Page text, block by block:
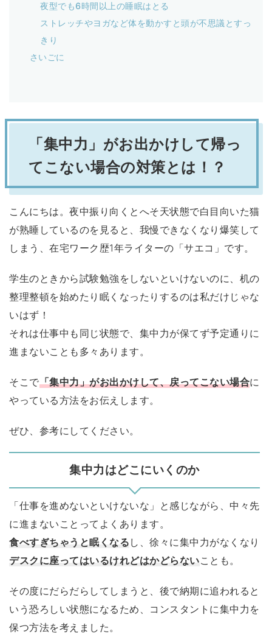
夜型でも6時間以上の睡眠はとる
ストレッチやヨガなど体を動かすと頭が不思議とすっ
きり
さいごに
「集中力」がお出かけして帰っ
てこない場合の対策とは！？
こんにちは。夜中振り向くとへそ天状態で白目向いた猫
が熟睡しているのを見ると、我慢できなくなり爆笑して
しまう、在宅ワーク歴1年ライターの「サエコ」です。
学生のときから試験勉強をしないといけないのに、机の
整理整頓を始めたり眠くなったりするのは私だけじゃな
いはず！
それは仕事中も同じ状態で、集中力が保てず予定通りに
進まないことも多々あります。
そこで「集中力」がお出かけして、戻ってこない場合に
やっている方法をお伝えします。
ぜひ、参考にしてください。
集中力はどこにいくのか
「仕事を進めないといけないな」と感じながら、中々先
に進まないことってよくあります。
食べすぎちゃうと眠くなる し、徐々に集中力がなくなり
デスクに座ってはいるけれどはかどらないことも。
その度にだらだらしてしまうと、後で納期に追われると
いう恐ろしい状態になるため、コンスタントに集中力を
保つ方法を考えました。